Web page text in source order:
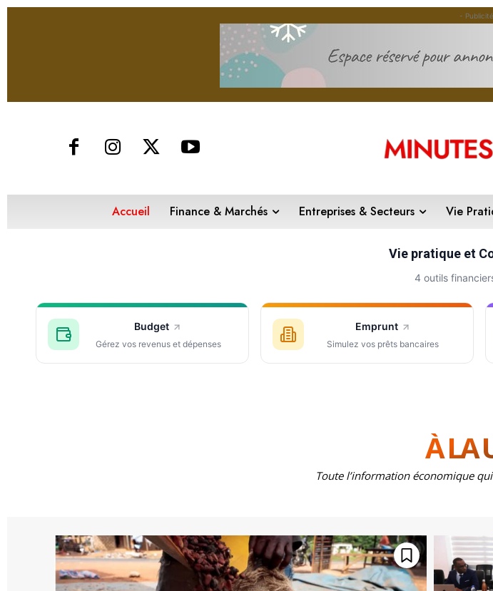
-
Accueil Finance & Marchés Entreprises & Secteurs Vie
Vie pratique et
4 outils
Budget
Gérez vos revenus et dépenses
Emprunt
Simulez vos prêts bancaires
À LA
Toute l’information économique